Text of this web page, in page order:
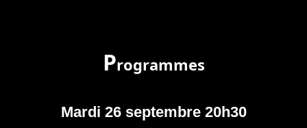
Programmes
Mardi 26 septembre 20h30